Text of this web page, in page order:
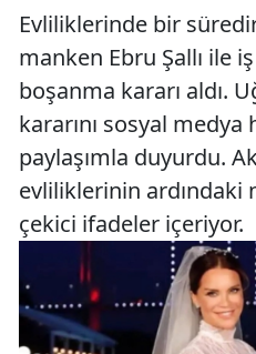
Evliliklerinde bir
manken Ebru Şallı ile
boşanma kararı aldı.
kararını sosyal medya
paylaşımla duyurdu.
evliliklerinin ardındaki
çekici ifadeler içeriyor.